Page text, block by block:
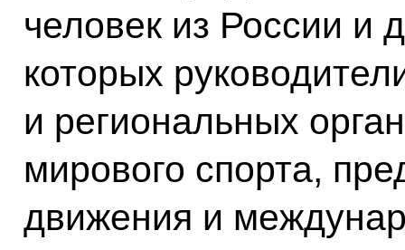
человек из России и
которых
и региональных
мирового спорта,
движения и